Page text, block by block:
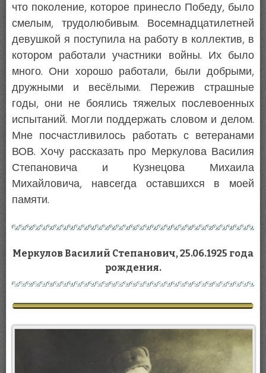
что поколение, которое принесло Победу, было
смелым, трудолюбивым. Восемнадцатилетней
девушкой я поступила на работу в коллектив, в
котором работали участники войны. Их было
много. Они хорошо работали, были добрыми,
дружными и весёлыми. Пережив страшные
годы, они не боялись тяжелых послевоенных
испытаний. Могли поддержать словом и делом.
Мне посчастливилось работать с ветеранами
ВОВ. Хочу рассказать про Меркулова Василия
Степановича и Кузнецова Михаила
Михайловича, навсегда оставшихся в моей
памяти.
Меркулов Василий Степанович, 25.06.1925 года
рождения.